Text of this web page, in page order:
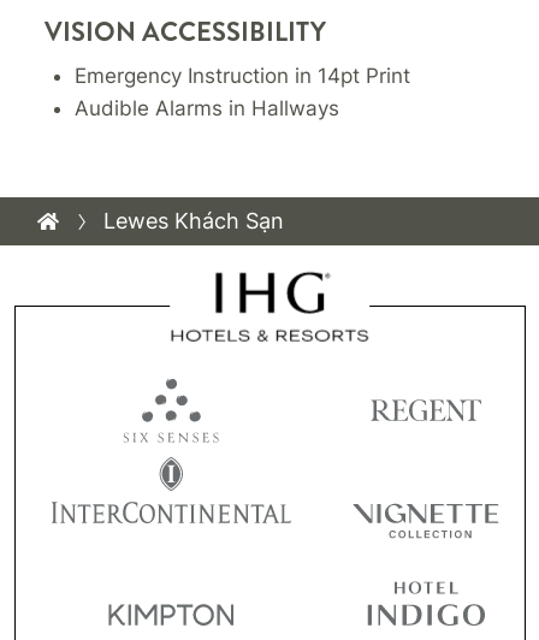
VISION ACCESSIBILITY
Emergency Instruction in 14pt Print
Audible Alarms in Hallways
Lewes Khách Sạn